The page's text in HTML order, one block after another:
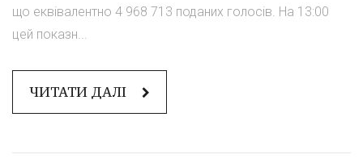
що еквівалентно 4 968 713 поданих голосів. На 13:00
цей показн...
ЧИТАТИ ДАЛІ